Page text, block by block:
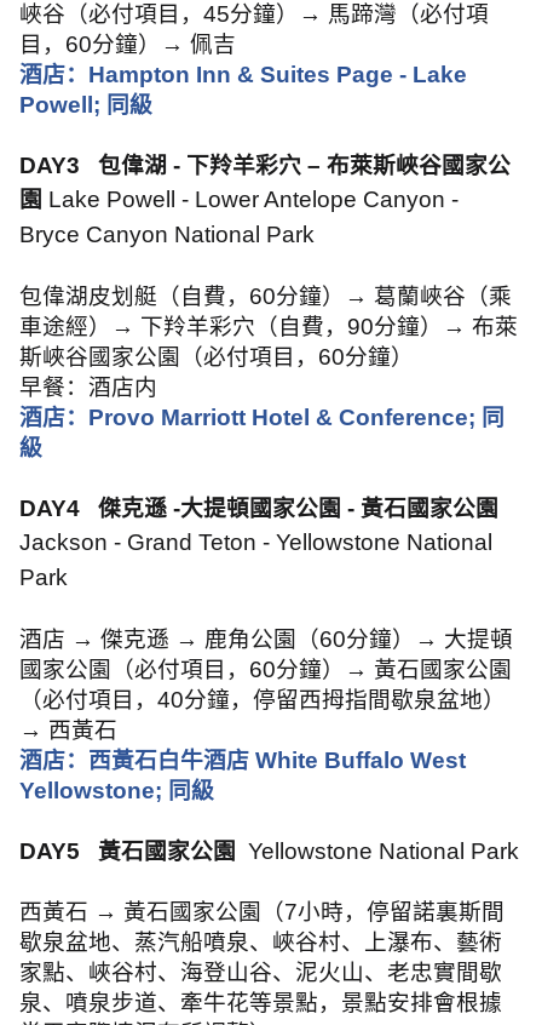
峽谷（必付項目， 45分鐘）→ 馬蹄灣（必付項
目， 60分鐘）→ 佩吉
酒店： Hampton Inn & Suites Page - Lake
Powell; 同級
DAY3 包偉湖 - 下羚羊彩穴 – 布萊斯峽谷國家公
園 Lake Powell - Lower Antelope Canyon -
Bryce Canyon National Park
包偉湖皮划艇（自費， 60分鐘）→ 葛蘭峽谷（乘
車途經）→ 下羚羊彩穴（自費， 90分鐘）→ 布萊
斯峽谷國家公園（必付項目， 60分鐘）
早餐：酒店内
酒店： Provo Marriott Hotel & Conference; 同
級
DAY4 傑克遜 -大提頓國家公園 - 黃石國家公園
Jackson - Grand Teton - Yellowstone National
Park
酒店 → 傑克遜 → 鹿角公園（60分鐘）→ 大提頓
國家公園（必付項目， 60分鐘）→ 黃石國家公園
（必付項目， 40分鐘，停留西拇指間歇泉盆地）
→ 西黃石
酒店：西黃石白牛酒店 White Buffalo West
Yellowstone; 同級
DAY5 黃石國家公園 Yellowstone National Park
西黃石 → 黃石國家公園（7小時，停留諾裏斯間
歇泉盆地、蒸汽船噴泉、峽谷村、上瀑布、藝術
家點、峽谷村、海登山谷、泥火山、老忠實間歇
泉、噴泉步道、牽牛花等景點，景點安排會根據